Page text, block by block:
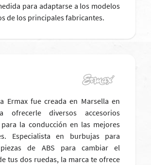
para adaptarse a los modelos
de los principales fabricantes.
Ermax fue creada en Marsella en
ofrecerle diversos accesorios
para la conducción en las mejores
Especialista en burbujas para
de ABS para cambiar el
tus dos ruedas, la marca te ofrece